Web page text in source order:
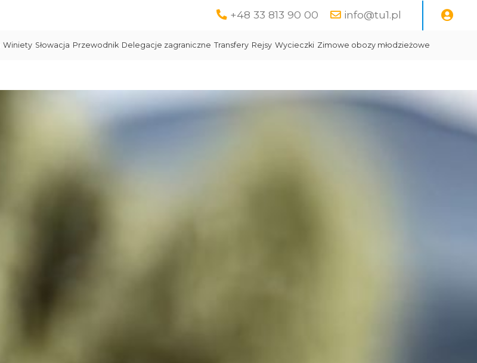
+48 33 813 90 00 info@tu1.pl
Winiety Słowacja Przewodnik Delegacje zagraniczne Transfery Rejsy Wycieczki Zimowe obozy młodzieżowe